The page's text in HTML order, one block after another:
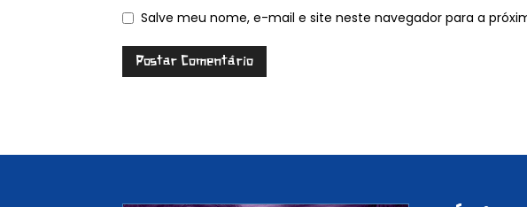
Salve meu nome, e-mail e site neste navegador para a